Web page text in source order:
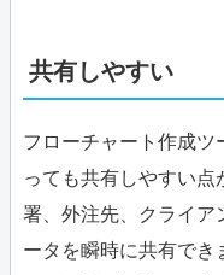
共有しやすい
フローチャート作成ツ
っても共有しやすい
署、外注先、クライア
ータを瞬時に共有でき